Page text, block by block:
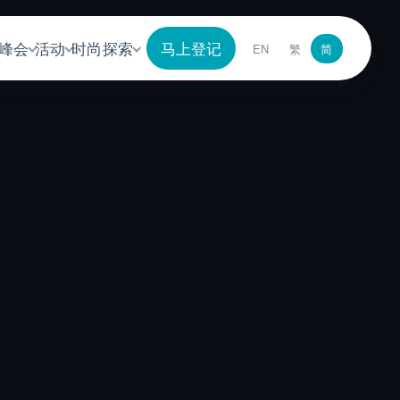
会 活动 时尚探索 马上登记 EN 繁 简